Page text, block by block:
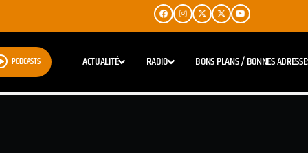
PODCASTS ACTUALITÉ RADIO BONS PLANS / BONNES